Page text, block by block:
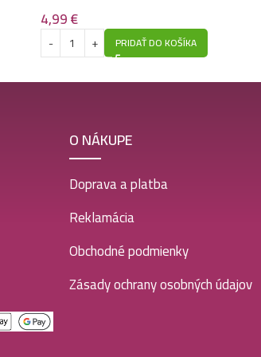
4,99€
PRIDAŤ DO KOŠÍKA
O NÁKUPE
Doprava a platba
Reklamácia
Obchodné podmienky
Zásady ochrany osobných údajov